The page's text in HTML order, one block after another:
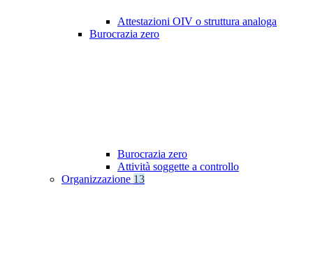
Attestazioni OIV o struttura analoga
Burocrazia zero
Burocrazia zero
Attività soggette a controllo
Organizzazione 13